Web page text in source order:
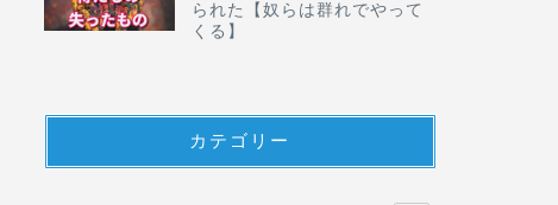
られた【奴らは群れでやって
くる】
カテゴリー